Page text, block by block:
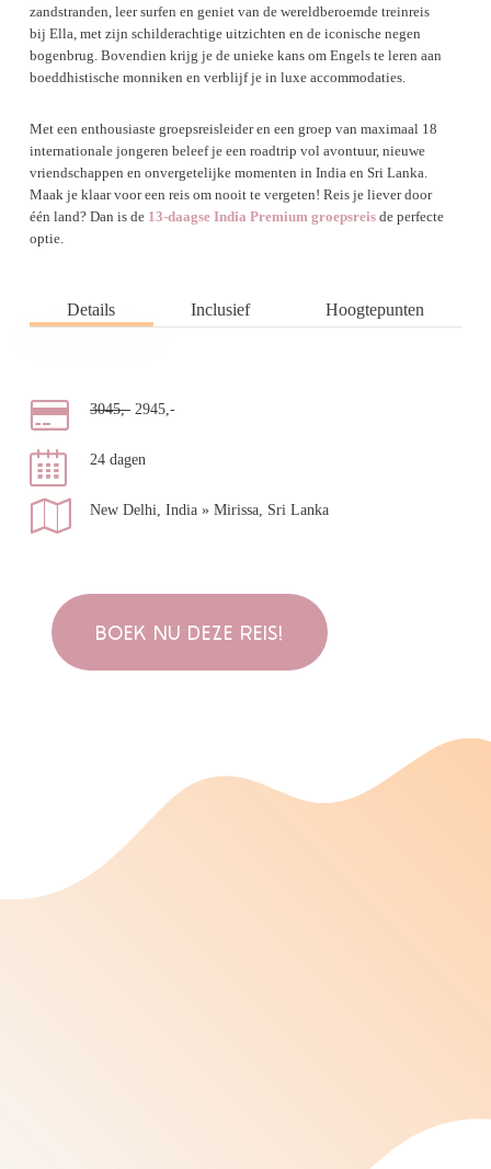
zandstranden, leer surfen en geniet van de wereldberoemde treinreis
bij Ella, met zijn schilderachtige uitzichten en de iconische negen
bogenbrug. Bovendien krijg je de unieke kans om Engels te leren aan
boeddhistische monniken en verblijf je in luxe accommodaties.
Met een enthousiaste groepsreisleider en een groep van maximaal 18
internationale jongeren beleef je een roadtrip vol avontuur, nieuwe
vriendschappen en onvergetelijke momenten in India en Sri Lanka.
Maak je klaar voor een reis om nooit te vergeten! Reis je liever door
één land? Dan is de 13-daagse India Premium groepsreisde perfecte
optie.
Details Inclusief Hoogtepunten
3045,-2945,-
24 dagen
New Delhi, India » Mirissa, Sri Lanka
BOEK NU DEZE REIS!